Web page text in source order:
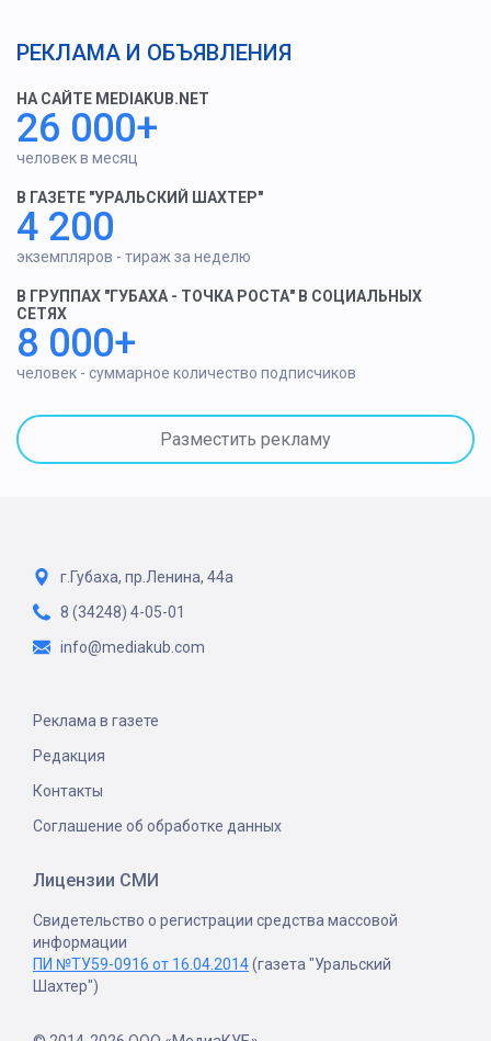
РЕКЛАМА И ОБЪЯВЛЕНИЯ
НА САЙТЕ MEDIAKUB.NET
26 000+
человек в месяц
В ГАЗЕТЕ "УРАЛЬСКИЙ ШАХТЕР"
4 200
экземпляров - тираж за неделю
В ГРУППАХ "ГУБАХА - ТОЧКА РОСТА" В СОЦИАЛЬНЫХ
СЕТЯХ
8 000+
человек - суммарное количество подписчиков
Разместить рекламу
г.Губаха, пр.Ленина, 44а
8 (34248) 4-05-01
info@mediakub.com
Реклама в газете
Редакция
Контакты
Соглашение об обработке данных
Лицензии СМИ
Свидетельство о регистрации средства массовой
информации
ПИ №ТУ59-0916 от 16.04.2014(газета "Уральский
Шахтер")